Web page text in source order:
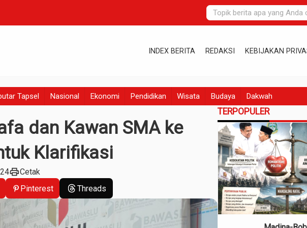
INDEX BERITA REDAKSI KEBIJAKAN
Tapsel Nasional Ekonomi Pendidikan Wisata Budaya Dakwah
dan Kawan SMA ke
Klarifikasi
printCetak
Pinterest Threads
TERPOPULER